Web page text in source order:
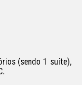
(sendo 1 suíte),